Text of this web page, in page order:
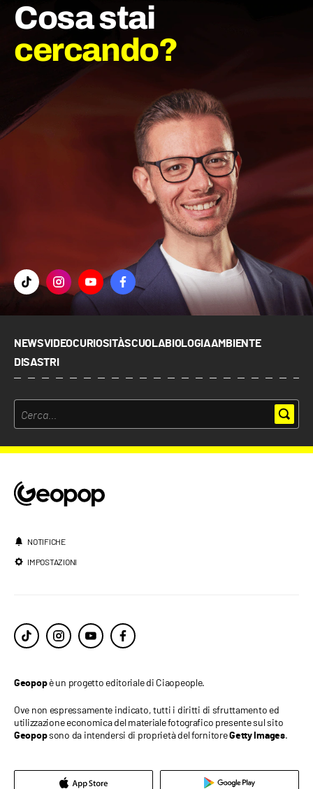
Cosa stai
cercando?
NEWSVIDEOCURIOSITÀSCUOLABIOLOGIAAMBIENTE
DISASTRI
NOTIFICHE
IMPOSTAZIONI
Geopopè un progetto editoriale di Ciaopeople.
Ove non espressamente indicato, tutti i diritti di sfruttamento ed
utilizzazione economica del materiale fotografico presente sul sito
Geopopsono da intendersi di proprietà del fornitoreGetty Images.